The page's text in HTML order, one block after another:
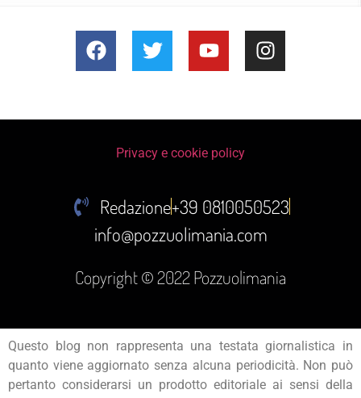
Copyright © 2022 Pozzuolimania
Redazione+39 0810050523
info@pozzuolimania.com
Privacy e cookie policy
Questo blog non rappresenta una testata giornalistica in
quanto viene aggiornato senza alcuna periodicità. Non può
pertanto considerarsi un prodotto editoriale ai sensi della